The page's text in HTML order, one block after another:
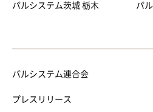
パルシステム茨城 栃木 パ
パルシステム連合会
プレスリリース